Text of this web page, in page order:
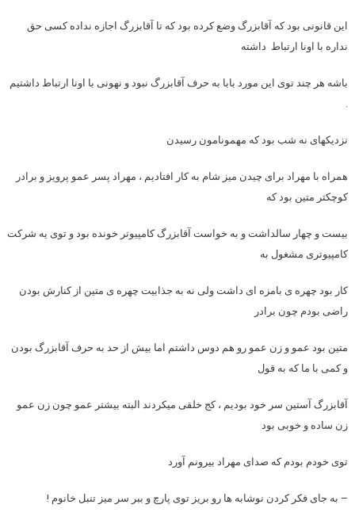
این قانونی بود که آقابزرگ وضع کرده بود که تا آقابزرگ اجازه نداده کسی حق
نداره با اونا ارتباط داشته
باشه هر چند توی این مورد بابا به حرف آقابزرگ نبود و نهونی با اونا ارتباط داشتیم
.
نزدیکهای نه شب بود که مهمونامون رسیدن
همراه با مهراد برای چیدن میز شام به کار افتادیم ، مهراد پسر عمو پرویز و برادر
کوچکتر متین بود که
بیست و چهار سالداشت و به خواست آقابزرگ کامپیوتر خونده بود و توی یه شرکت
کامپیوتری مشغول به
کار بود چهره ی بامزه ای داشت ولی نه به جذابیت چهره ی متین از کنارش بودن
راضی بودم چون برادر
متین بود عمو و زن عمو رو هم دوس داشتم اما بیش از حد به حرف آقابزرگ بودن
و کمی با ما که به قول
آقابزرگ آستین سر خود بودیم ، کج خلقی میکردند البته بیشتر عمو چون زن عمو
زن ساده و خوبی بود
توی خودم بودم که صدای مهراد بیرونم آورد
– به جای فکر کردن نوشابه ها رو بریز توی پارچ و ببر سر میز تنبل خانوم !